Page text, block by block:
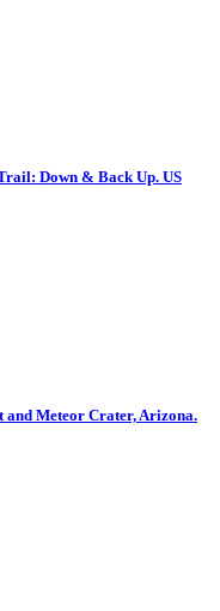
Down & Back Up. US
and Meteor Crater, Arizona.